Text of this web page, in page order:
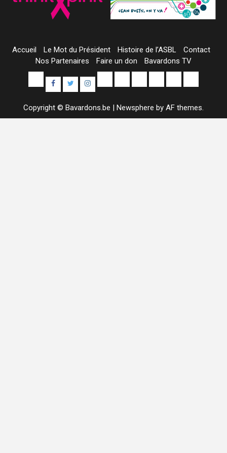
Accueil Le Mot du Président Histoire de l’ASBL
Contact
Nos Partenaires
Faire un don
Bavardons TV
Yelp
Facebook
TwitterInstagram
de
Copyright © Bavardons.be
Newsphere by AF themes.